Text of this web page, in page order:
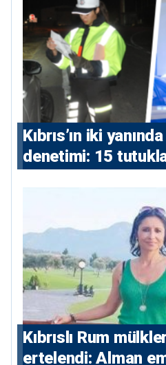
Kıbrıs’ın iki
denetimi: 15
Kıbrıslı Rum
ertelendi: Alman